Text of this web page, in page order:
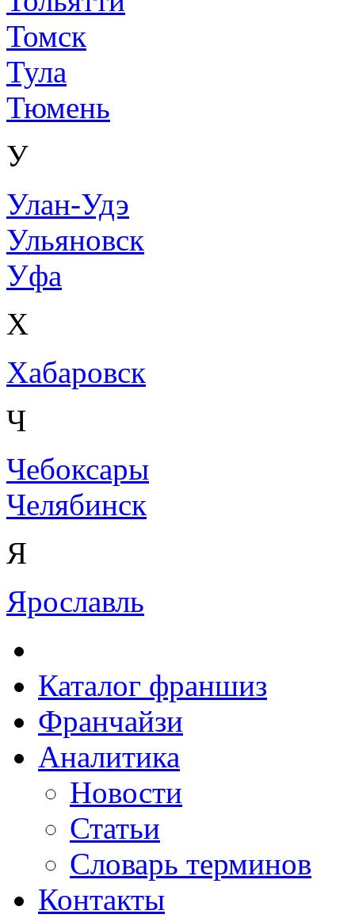
Томск
Тула
Тюмень
У
Улан-Удэ
Ульяновск
Уфа
Х
Хабаровск
Ч
Чебоксары
Челябинск
Я
Ярославль
Каталог франшиз
Франчайзи
Аналитика
Новости
Статьи
Словарь терминов
Контакты